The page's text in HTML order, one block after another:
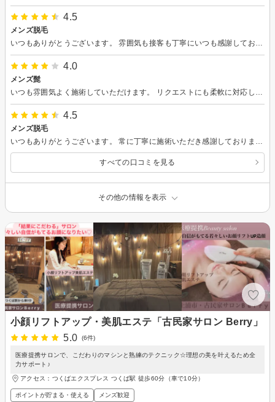
4.5
メンズ脱毛
4.0
メンズ髭
4.5
メンズ脱毛
すべての口コミを見る
その他の情報を表示
小顔リフトアップ・美肌エステ「古民家サロン Berry」
5.0
(6件)
医療提携サロンで、こだわりのマシンと熟練のテクニック☆理想の美を叶えるため全
力サポート♪
アクセス：つくばエクスプレス つくば駅 徒歩60分（車で10分）
ポイントが貯まる・使える メンズ歓迎